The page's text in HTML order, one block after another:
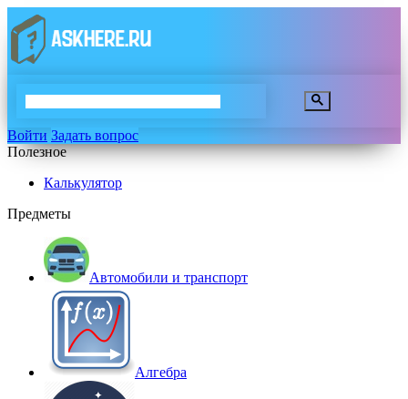
Войти Задать вопрос
Полезное
Калькулятор
Предметы
Автомобили и транспорт
Алгебра